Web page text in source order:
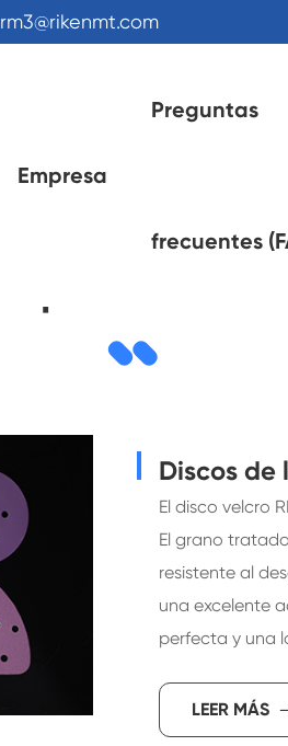
rm3@rikenmt.com
Empresa
Preguntas
frecuentes
Discos de
El disco velcro
El grano
resistente al
una excelente
perfecta y una
LEER MÁS